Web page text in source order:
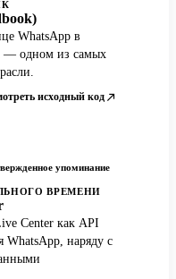
WhatsApp в
— одном из самых
исходный код
упоминание
ВРЕМЕНИ
Center как API
WhatsApp, наряду с